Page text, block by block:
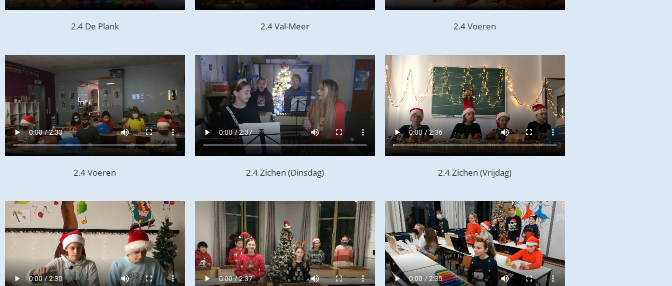
2.4 De Plank 2.4 Val-Meer 2.4 Voeren
2.4 Voeren 2.4 Zichen (Dinsdag) 2.4 Zichen (Vrijdag)